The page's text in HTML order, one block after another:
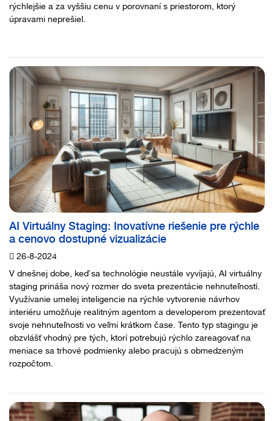
rýchlejšie a za vyššiu cenu v porovnaní s priestorom, ktorý
úpravami neprešiel.
AI Virtuálny Staging: Inovatívne riešenie pre rýchle
a cenovo dostupné vizualizácie
26-8-2024
V dnešnej dobe, keď sa technológie neustále vyvíjajú, AI virtuálny
staging prináša nový rozmer do sveta prezentácie nehnuteľností.
Využívanie umelej inteligencie na rýchle vytvorenie návrhov
interiéru umožňuje realitným agentom a developerom prezentovať
svoje nehnuteľnosti vo veľmi krátkom čase. Tento typ stagingu je
obzvlášť vhodný pre tých, ktorí potrebujú rýchlo zareagovať na
meniace sa trhové podmienky alebo pracujú s obmedzeným
rozpočtom.